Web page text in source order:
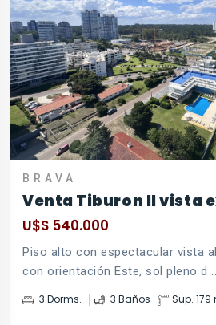
BRAVA
Venta Tiburon II vista
U$S 540.000
Piso alto con espectacular vista
con orientación Este, sol pleno d
3 Dorms. 3 Baños Sup. 179